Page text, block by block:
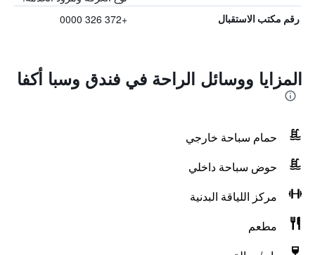
رقم مكتب الاستقبال +372 326 0000
المزايا ووسائل الراحة في فندق وسبا أكفا
حمام سباحة خارجي
حوض سباحة داخلي
مركز اللياقة البدنية
مطعم